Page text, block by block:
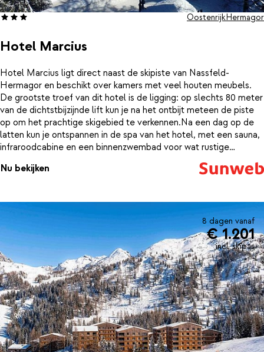
Hotel Marcius
OostenrijkHermagor
Hotel Marcius ligt direct naast de skipiste van Nassfeld-
Hermagor en beschikt over kamers met veel houten meubels.
De grootste troef van dit hotel is de ligging: op slechts 80 meter
van de dichtstbijzijnde lift kun je na het ontbijt meteen de piste
op om het prachtige skigebied te verkennen.Na een dag op de
latten kun je ontspannen in de spa van het hotel, met een sauna,
infraroodcabine en een binnenzwembad voor wat rustige
baantjes. In het restaurant worden traditionele Oostenrijkse
gerechten geserveerd. ’s Ochtends is er een ontbijtbuffet en ’s
Nu bekijken
8 dagen vanaf
€ 1.201
incl. skipas